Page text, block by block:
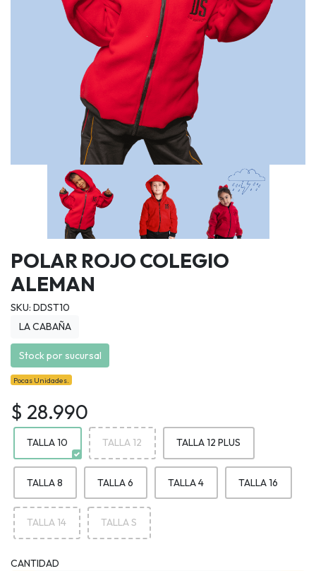
POLAR ROJO COLEGIO
ALEMAN
SKU: DDST10
LA CABAÑA
Stock por sucursal
Pocas Unidades.
$ 28.990
TALLA 10 TALLA 12 TALLA 12 PLUS
TALLA 8 TALLA 6 TALLA 4 TALLA 16
TALLA 14 TALLA S
CANTIDAD